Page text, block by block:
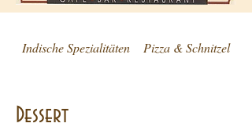
Indische Spezialitäten Pizza & Schnitzel
Dessert